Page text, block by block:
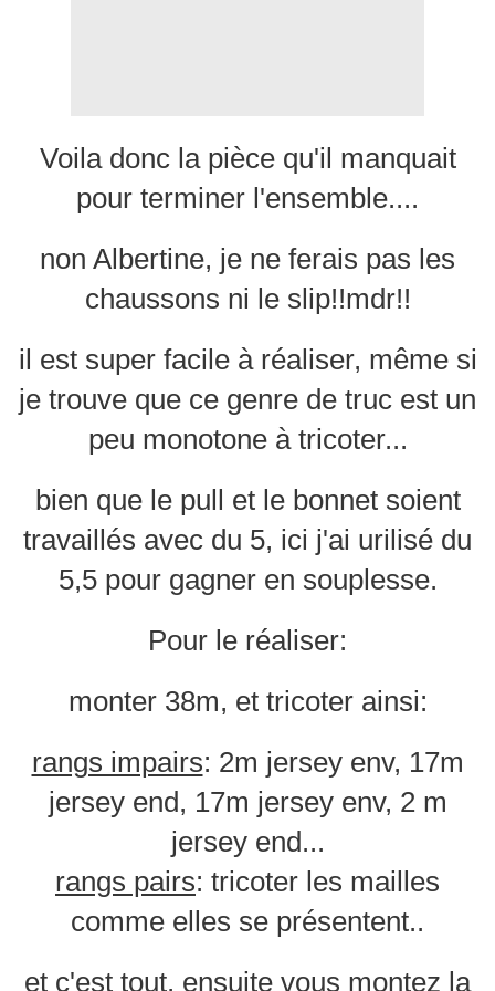
Voila donc la pièce qu'il manquait
pour terminer l'ensemble....
non Albertine, je ne ferais pas les
chaussons ni le slip!!mdr!!
il est super facile à réaliser, même si
je trouve que ce genre de truc est un
peu monotone à tricoter...
bien que le pull et le bonnet soient
travaillés avec du 5, ici j'ai urilisé du
5,5 pour gagner en souplesse.
Pour le réaliser:
monter 38m, et tricoter ainsi:
rangs impairs: 2m jersey env, 17m
jersey end, 17m jersey env, 2 m
jersey end...
rangs pairs: tricoter les mailles
comme elles se présentent..
et c'est tout, ensuite vous montez la